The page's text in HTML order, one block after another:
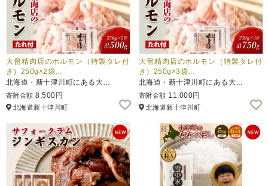
大畠精肉店のホルモン（特製タレ付
き）250g×2袋…
北海道・新十津川町にある大…
寄附金額 8,500円
北海道新十津川町
大畠精肉店のホルモン（特製タレ付
き）250g×3袋…
北海道・新十津川町にある大…
寄附金額 11,000円
北海道新十津川町